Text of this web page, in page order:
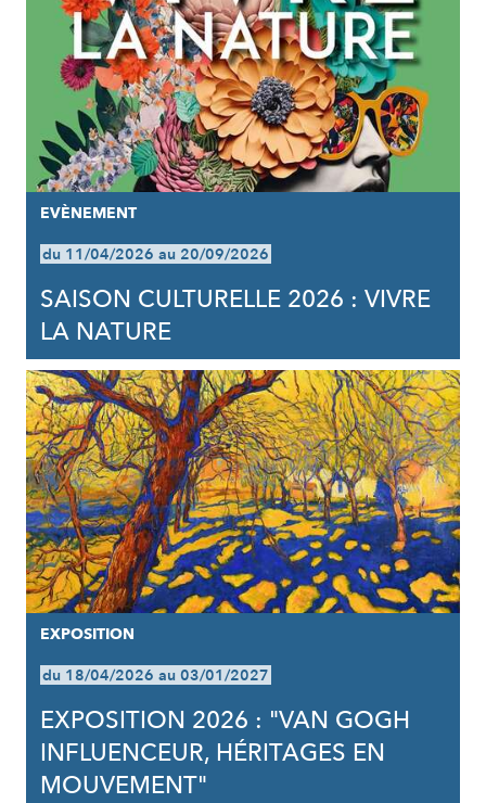
EVÈNEMENT
du 11/04/2026 au 20/09/2026
SAISON CULTURELLE 2026 : VIVRE
LA NATURE
EXPOSITION
du 18/04/2026 au 03/01/2027
EXPOSITION 2026 : "VAN GOGH
INFLUENCEUR, HÉRITAGES EN
MOUVEMENT"